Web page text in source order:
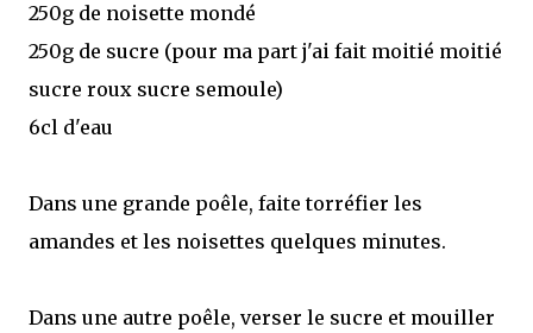
250g de noisette mondé
250g de sucre (pour ma part j'ai fait moitié moitié
sucre roux sucre semoule)
6cl d'eau
Dans une grande poêle, faite torréfier les
amandes et les noisettes quelques minutes.
Dans une autre poêle, verser le sucre et mouiller